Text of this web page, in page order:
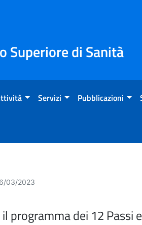
Superiore di Sanità
Servizi Pubblicazioni
03/2023
programma dei 12 Passi